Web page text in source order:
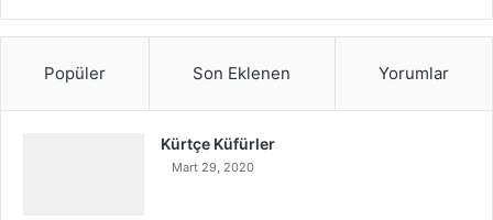
Popüler Son Eklenen Yorumlar
Kürtçe Küfürler
Mart 29, 2020